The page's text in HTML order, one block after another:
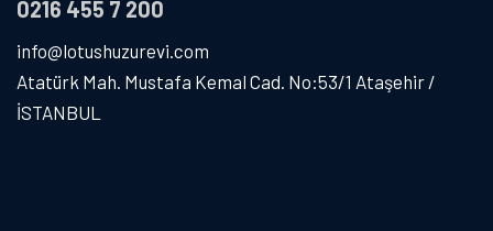
0216 455 7 200
info@lotushuzurevi.com
Atatürk Mah. Mustafa Kemal Cad. No:53/1 Ataşehir /
İSTANBUL